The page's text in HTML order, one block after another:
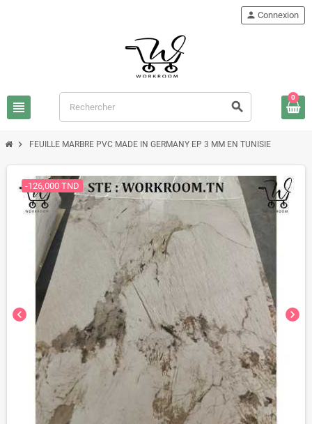
view_headline search
person Connexion
0
chevron_right FEUILLE MARBRE PVC MADE IN GERMANY EP 3 MM EN TUNISIE
chevron_left chevron_right
-126,000 TND